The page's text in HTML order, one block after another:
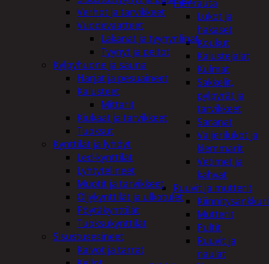
Pienrauta
Lukot ja
hakaset
Koukut
Kalustejalat
Kulmat
Sakkelit,
pylpyrät ja
tarvikkeet
Saranat
Vaijerilukot ja
klemmarit
Vetimet ja
kahvat
Ruuvit ja mutterit
Mutterit
Pultit
Ruuvit ja
naulat
Verhot ja tarvikkeet
Vuodevaatteet
Lakanat ja tyynynlinat
Tyynyt ja peitot
Kylpyhuone ja sauna
Harjat ja pesuaineet
Kalusteet
Mittarit
Kiukaat ja tarvikkeet
Tuoksut
Kynttilät ja lyhdyt
Led-kynttilät
Lyhtytelineet
Muotit ja tarvikkeet
Öljykynttilät ja ulkotulet
Pöytäkynttilät
Tuoksukynttilät
Sisustusesineet
Kalvot ja tarrat